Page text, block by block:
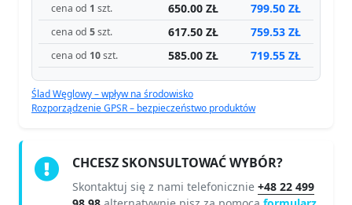
cena od 1 szt. 650.00 ZŁ 799.50 ZŁ
cena od 5szt. 617.50 ZŁ 759.53 ZŁ
cena od 10szt. 585.00 ZŁ 719.55 ZŁ
Ślad Węglowy – wpływ na środowisko
Rozporządzenie GPSR – bezpieczeństwo produktów
CHCESZ SKONSULTOWAĆ WYBÓR?
Skontaktuj się z nami telefonicznie +48 22 499